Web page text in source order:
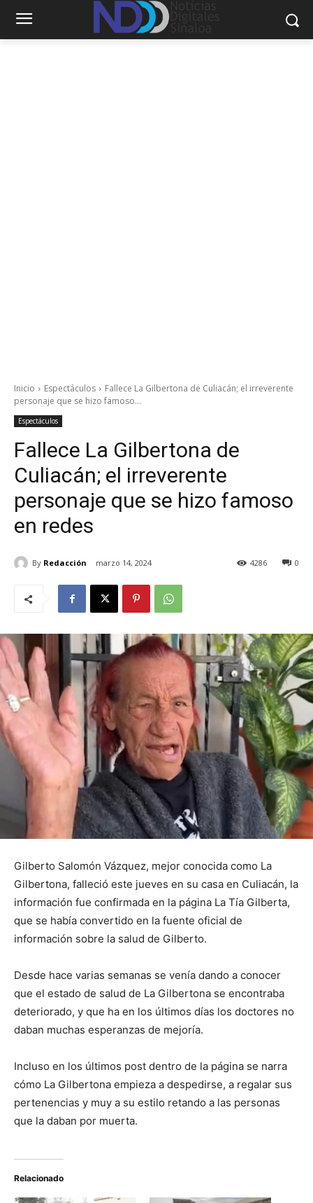
Inicio Espectáculos
Fallece La Gilbertona de Culiacán; el irreverente
personaje que se hizo famoso...
Espectáculos
Fallece La Gilbertona de
Culiacán; el irreverente
personaje que se hizo famoso
en redes
By Redacción marzo 14, 2024 0
4286
Gilberto Salomón Vázquez, mejor conocida como La
Gilbertona, falleció este jueves en su casa en Culiacán, la
información fue confirmada en la página La Tía Gilberta,
que se había convertido en la fuente oficial de
información sobre la salud de Gilberto.
Desde hace varias semanas se venía dando a conocer
que el estado de salud de La Gilbertona se encontraba
deteriorado, y que ha en los últimos días los doctores no
daban muchas esperanzas de mejoría.
Incluso en los últimos post dentro de la página se narra
cómo La Gilbertona empieza a despedirse, a regalar sus
pertenencias y muy a su estilo retando a las personas
que la daban por muerta.
Relacionado